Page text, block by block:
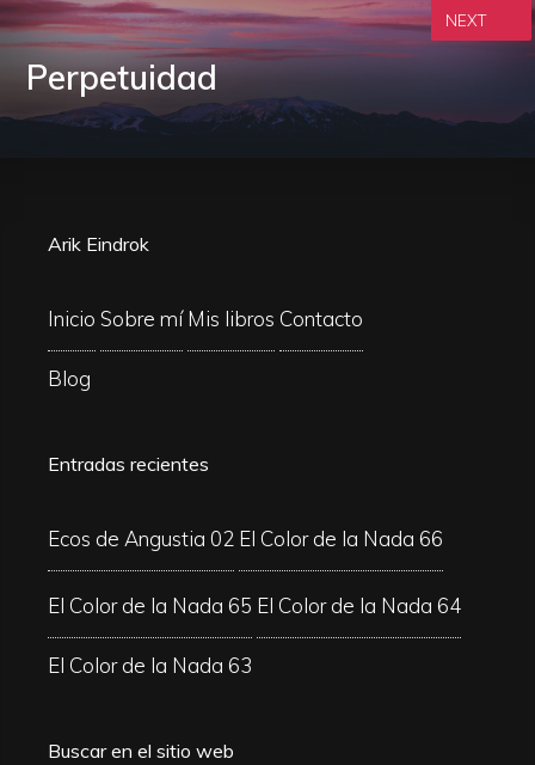
Perpetuidad
NEXT
Arik Eindrok
Inicio Sobre mí Mis libros Contacto
Blog
Entradas recientes
Ecos de Angustia 02 El Color de la Nada 66
El Color de la Nada 65 El Color de la Nada 64
El Color de la Nada 63
Buscar en el sitio web